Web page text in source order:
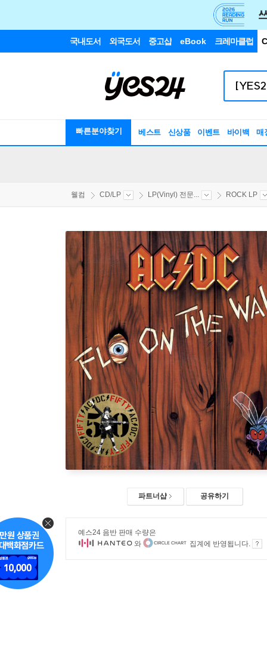
국내도서 외국도서 중고샵 eBook 크레마클럽
빠른분야찾기 베스트 신상품 이벤트 바이백 매
웰컴 CD/LP LP(Vinyl) 전문... ROCK LP
파트너샵 공유하기
예스24 음반 판매 수량은
와
집계에 반영됩니다.